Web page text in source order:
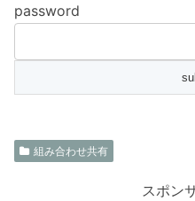
password
組み合わせ共有
スポン